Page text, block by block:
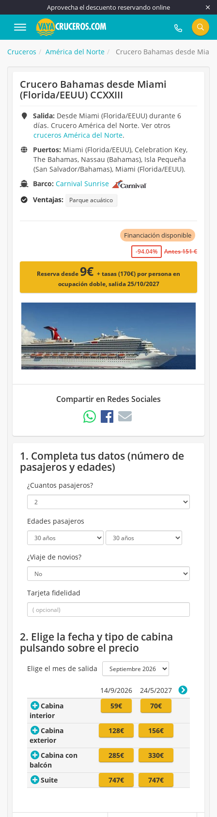
Aprovecha el descuento reservando online
917 815 555
Cruceros América del Norte Crucero Bahamas desde Miami
Crucero Bahamas desde Miami
(Florida/EEUU) CCXXIII
Salida: Desde Miami (Florida/EEUU) durante 6
días. Crucero América del Norte. Ver otros
cruceros América del Norte.
Puertos: Miami (Florida/EEUU), Celebration Key,
The Bahamas, Nassau (Bahamas), Isla Pequeña
(San Salvador/Bahamas), Miami (Florida/EEUU).
Barco:Carnival Sunrise
Ventajas:
Parque acuático
Financiación disponible
-94.04% Antes 151 €
Reserva desde9€ + tasas (170€) por persona en
ocupación doble, salida 25/10/2027
Compartir en Redes Sociales
1. Completa tus datos (número de
pasajeros y edades)
¿Cuantos pasajeros?
Edades pasajeros
¿Viaje de novios?
Tarjeta fidelidad
2. Elige la fecha y tipo de cabina
pulsando sobre el precio
Elige el mes de salida
14/9/2026
24/5/2027
Cabina
interior
59€ 70€
Cabina
exterior
128€ 156€
Cabina con
balcón
285€ 330€
Suite 747€ 747€